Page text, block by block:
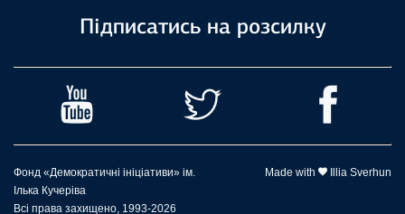
Підписатись на розсилку
Фонд «Демократичні ініціативи» ім.
Ілька Кучеріва
Всі права захищено, 1993-2026
Made with Illia Sverhun